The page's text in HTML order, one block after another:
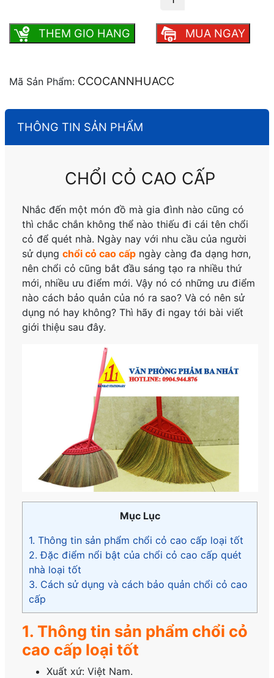
THEM GIO HANG MUA NGAY
Mã Sản Phẩm: CCOCANNHUACC
THÔNG TIN SẢN PHẨM
CHỔI CỎ CAO CẤP
Nhắc đến một món đồ mà gia đình nào cũng có
thì chắc chắn không thể nào thiếu đi cái tên chổi
cỏ để quét nhà. Ngày nay với nhu cầu của người
sử dụngchổi cỏ cao cấp ngày càng đa dạng hơn,
nên chổi cỏ cũng bắt đầu sáng tạo ra nhiều thứ
mới, nhiều ưu điểm mới. Vậy nó có những ưu điểm
nào cách bảo quản của nó ra sao? Và có nên sử
dụng nó hay không? Thì hãy đi ngay tới bài viết
giới thiệu sau đây.
Mục Lục
1. Thông tin sản phẩm chổi cỏ cao cấp loại tốt
2. Đặc điểm nổi bật của chổi cỏ cao cấp quét
nhà loại tốt
3. Cách sử dụng và cách bảo quản chổi cỏ cao
cấp
1. Thông tin sản phẩm chổi cỏ
cao cấp loại tốt
Xuất xứ: Việt Nam.